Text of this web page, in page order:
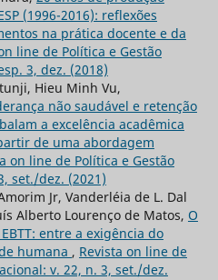
(1996-2016): reflexões
na prática docente e da
line de Política e Gestão
3, dez. (2018)
Hieu Minh Vu,
não saudável e retenção
a excelência acadêmica
de uma abordagem
on line de Política e Gestão
set./dez. (2021)
Jr, Vanderléia de L. Dal
Alberto Lourenço de Matos, O
entre a exigência do
humana , Revista on line de
v. 22, n. 3, set./dez.